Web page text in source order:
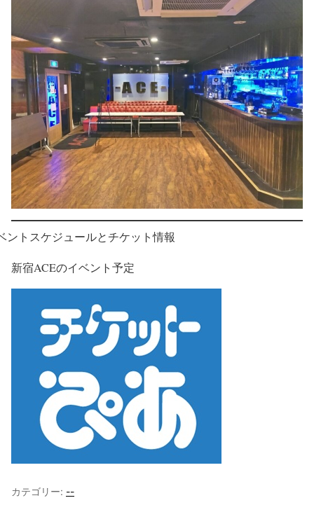
ントスケジュールとチケット情報
新宿ACEのイベント予定
カテゴリー: --